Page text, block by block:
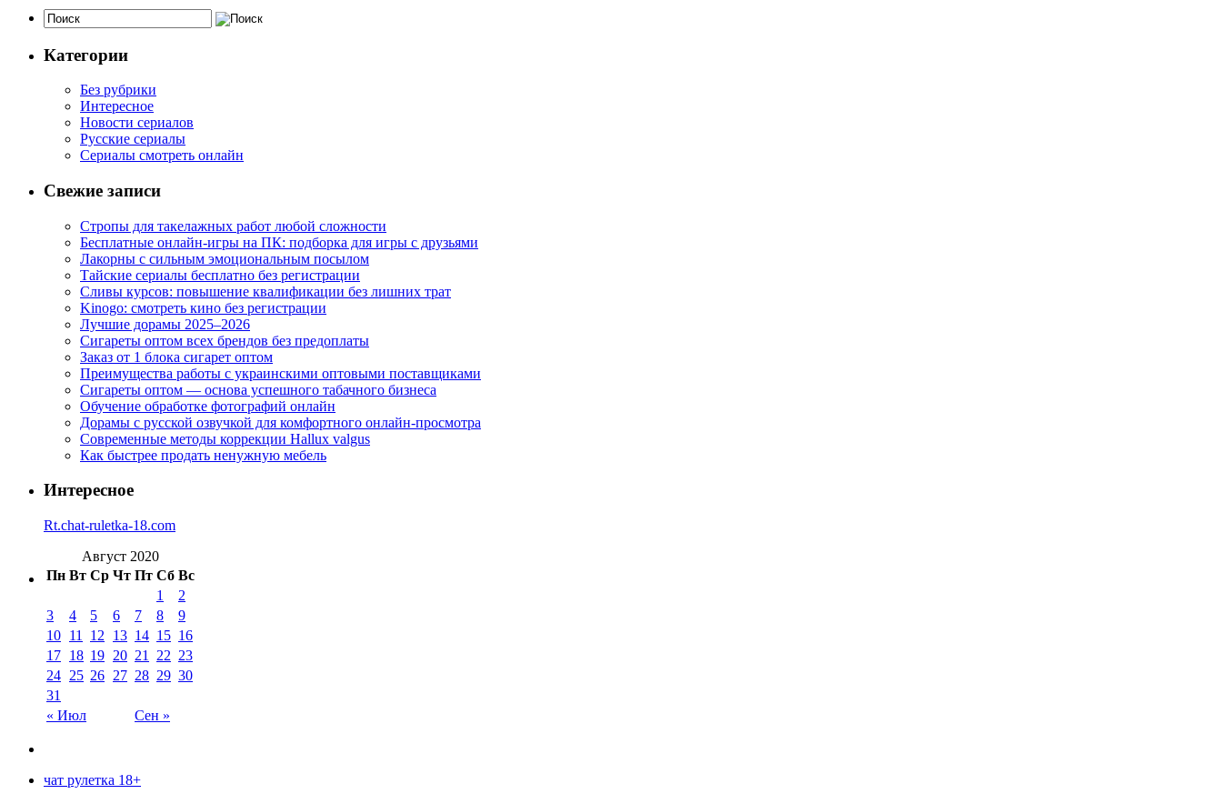
Категории
Без рубрики
Интересное
Новости сериалов
Русские сериалы
Сериалы смотреть онлайн
Свежие записи
Стропы для такелажных работ любой сложности
Бесплатные онлайн-игры на ПК: подборка для игры с друзьями
Лакорны с сильным эмоциональным посылом
Тайские сериалы бесплатно без регистрации
Сливы курсов: повышение квалификации без лишних трат
Kinogo: смотреть кино без регистрации
Лучшие дорамы 2025–2026
Сигареты оптом всех брендов без предоплаты
Заказ от 1 блока сигарет оптом
Преимущества работы с украинскими оптовыми поставщиками
Сигареты оптом — основа успешного табачного бизнеса
Обучение обработке фотографий онлайн
Дорамы с русской озвучкой для комфортного онлайн-просмотра
Современные методы коррекции Hallux valgus
Как быстрее продать ненужную мебель
Интересное
Rt.chat-ruletka-18.com
Август 2020
Пн Вт Ср Чт Пт Сб Вс
« Июл Сен »
1
2
3
4 5 6 7 8
9
10 11 12 13 14 15 16
17 18 19 20 21 22 23
24 25 26 27 28 29 30
31
чат рулетка 18+